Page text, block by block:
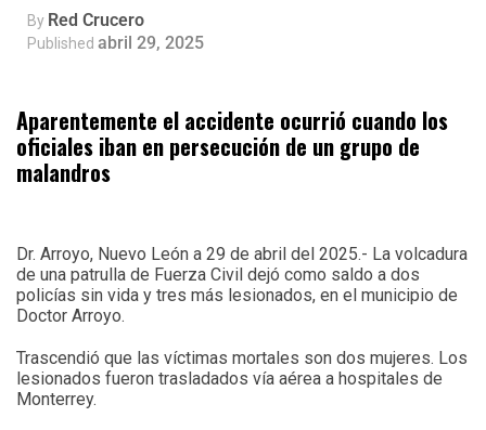
By Red Crucero
Published abril 29, 2025
Aparentemente el accidente ocurrió cuando los
oficiales iban en persecución de un grupo de
malandros
Dr. Arroyo, Nuevo León a 29 de abril del 2025.- La volcadura
de una patrulla de Fuerza Civil dejó como saldo a dos
policías sin vida y tres más lesionados, en el municipio de
Doctor Arroyo.
Trascendió que las víctimas mortales son dos mujeres. Los
lesionados fueron trasladados vía aérea a hospitales de
Monterrey.